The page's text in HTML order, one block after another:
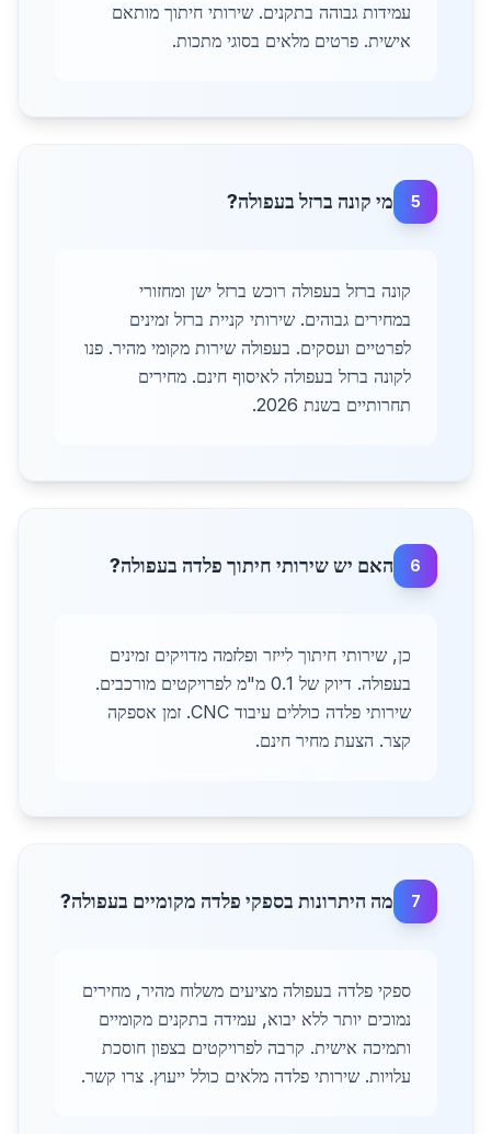
עמידות גבוהה בתקנים. שירותי חיתוך מותאם
אישית. פרטים מלאים בסוגי מתכות.
5 מי קונה ברזל בעפולה?
קונה ברזל בעפולה רוכש ברזל ישן ומחזורי
במחירים גבוהים. שירותי קניית ברזל זמינים
לפרטיים ועסקים. בעפולה שירות מקומי מהיר. פנו
לקונה ברזל בעפולה לאיסוף חינם. מחירים
תחרותיים בשנת 2026.
6 האם יש שירותי חיתוך פלדה בעפולה?
כן, שירותי חיתוך לייזר ופלזמה מדויקים זמינים
בעפולה. דיוק של 0.1 מ"מ לפרויקטים מורכבים.
שירותי פלדה כוללים עיבוד CNC. זמן אספקה
קצר. הצעת מחיר חינם.
7 מה היתרונות בספקי פלדה מקומיים בעפולה?
ספקי פלדה בעפולה מציעים משלוח מהיר, מחירים
נמוכים יותר ללא יבוא, עמידה בתקנים מקומיים
ותמיכה אישית. קרבה לפרויקטים בצפון חוסכת
עלויות. שירותי פלדה מלאים כולל ייעוץ. צרו קשר.